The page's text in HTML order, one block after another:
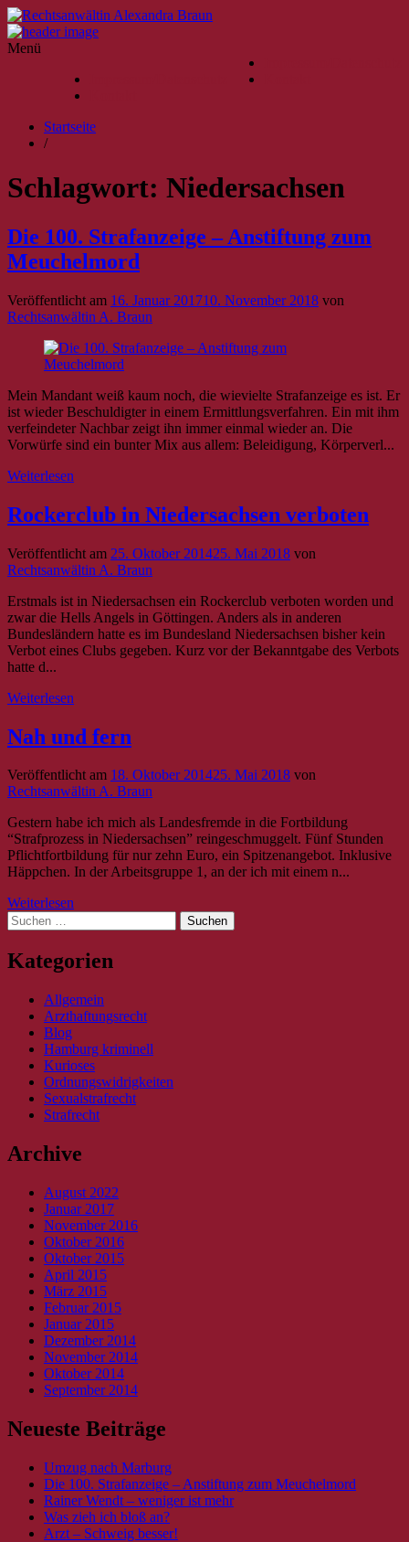
Menü
Startseite
/
Schlagwort: Niedersachsen
Die 100. Strafanzeige – Anstiftung zum
Meuchelmord
Veröffentlicht am 16. Januar 201710. November 2018 von
Rechtsanwältin A. Braun
Mein Mandant weiß kaum noch, die wievielte Strafanzeige es ist. Er
ist wieder Beschuldigter in einem Ermittlungsverfahren. Ein mit ihm
verfeindeter Nachbar zeigt ihn immer einmal wieder an. Die
Vorwürfe sind ein bunter Mix aus allem: Beleidigung, Körperverl...
Weiterlesen
Rockerclub in Niedersachsen verboten
Veröffentlicht am 25. Oktober 201425. Mai 2018 von
Rechtsanwältin A. Braun
Erstmals ist in Niedersachsen ein Rockerclub verboten worden und
zwar die Hells Angels in Göttingen. Anders als in anderen
Bundesländern hatte es im Bundesland Niedersachsen bisher kein
Verbot eines Clubs gegeben. Kurz vor der Bekanntgabe des Verbots
hatte d...
Weiterlesen
Nah und fern
Veröffentlicht am 18. Oktober 201425. Mai 2018 von
Rechtsanwältin A. Braun
Gestern habe ich mich als Landesfremde in die Fortbildung
“Strafprozess in Niedersachsen” reingeschmuggelt. Fünf Stunden
Pflichtfortbildung für nur zehn Euro, ein Spitzenangebot. Inklusive
Häppchen. In der Arbeitsgruppe 1, an der ich mit einem n...
Weiterlesen
Suche
nach:
Kategorien
Allgemein
Arzthaftungsrecht
Blog
Hamburg kriminell
Kurioses
Ordnungswidrigkeiten
Sexualstrafrecht
Strafrecht
Archive
August 2022
Januar 2017
November 2016
Oktober 2016
Oktober 2015
April 2015
März 2015
Februar 2015
Januar 2015
Dezember 2014
November 2014
Oktober 2014
September 2014
Neueste Beiträge
Umzug nach Marburg
Die 100. Strafanzeige – Anstiftung zum Meuchelmord
Rainer Wendt – weniger ist mehr
Was zieh ich bloß an?
Arzt – Schweig besser!